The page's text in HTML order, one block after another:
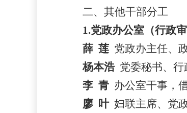
二、其他干部分工
1.党政办公室（行政审
薛 莲 党政办主任、
杨本浩 党委秘书、
李 青 办公室干事，
廖 叶 妇联主席、党